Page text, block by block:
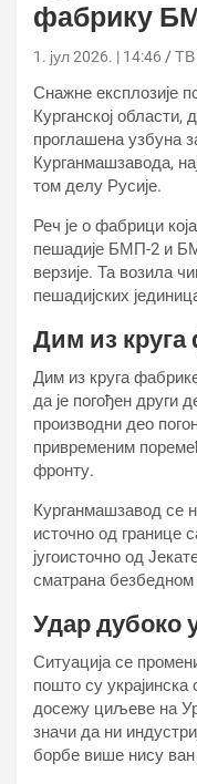
фабрику
1. јул 2026. | 14:46
Снажне експлозије
Курганској области,
проглашена узбуна
Курганмашзавода,
том делу Русије.
Реч је о фабрици
пешадије БМП-2 и
верзије. Та возила
пешадијских
Дим из круга
Дим из круга
да је погођен други
производни део
привременим
фронту.
Курганмашзавод се
источно од границе
југоисточно од
сматрана безбедном
Удар дубоко
Ситуација се
пошто су
досежу циљеве на
значи да ни
борбе више нису